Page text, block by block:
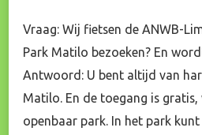
Vraag: Wij fietsen de ANWB-
Park Matilo bezoeken? En
Antwoord: U bent altijd van
Matilo. En de toegang is gratis,
openbaar park. In het park